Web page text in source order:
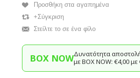
Προσθήκη στα αγαπημένα
+Σύγκριση
Στείλτε το σε ένα φίλο
BOX NOWΔυνατότητα
με BΟΧ ΝOW: €4,00